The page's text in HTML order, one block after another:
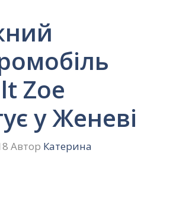
Zoe
у Женеві
Автор Катерина